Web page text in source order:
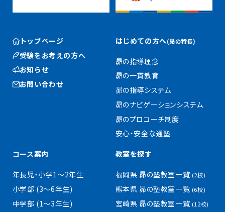
トップページ
受験をお考えの方へ
お知らせ
お問い合わせ
はじめての方へ(昴の特長)
昴の指導理念
昴の一貫教育
昴の指導システム
昴のナビゲーションシステム
昴のプロコーチ制度
安心・安全な通塾
コース案内
年長児・小学1〜2年生
小学部 (3〜6年生)
中学部 (1〜3年生)
教室を探す
福岡県 昴の塾教室一覧 (2校)
熊本県 昴の塾教室一覧 (6校)
宮崎県 昴の塾教室一覧 (12校)